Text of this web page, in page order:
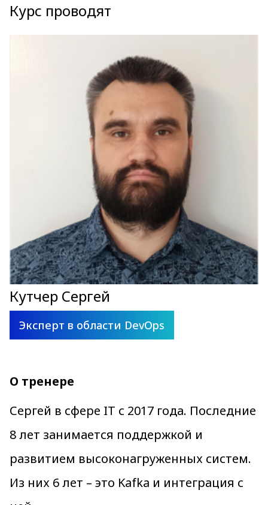
Курс проводят
Кутчер Сергей
Эксперт в области DevOps
О тренере
Сергей в сфере IT с 2017 года. Последние
8 лет занимается поддержкой и
развитием высоконагруженных систем.
Из них 6 лет – это Kafka и интеграция с